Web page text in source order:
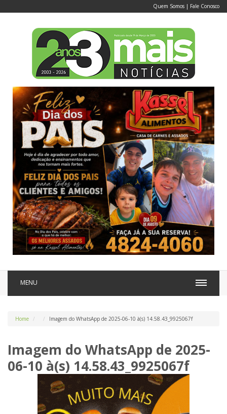
Quem Somos | Fale Conosco
MENU
Home Imagem do WhatsApp de 2025-06-10 à(s) 14.58.43_9925067f
Imagem do WhatsApp de 2025-
06-10 à(s) 14.58.43_9925067f